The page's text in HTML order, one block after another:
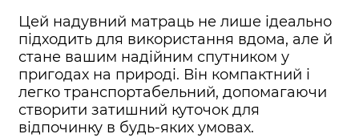
Цей надувний матраць не лише ідеально
підходить для використання вдома, але й
стане вашим надійним спутником у
пригодах на природі. Він компактний і
легко транспортабельний, допомагаючи
створити затишний куточок для
відпочинку в будь-яких умовах.